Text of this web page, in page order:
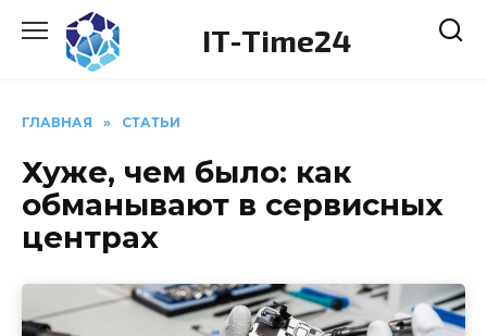
Перейти
содержанию
IT-Time24
ГЛАВНАЯ » СТАТЬИ
Хуже, чем было: как
обманывают в сервисных
центрах